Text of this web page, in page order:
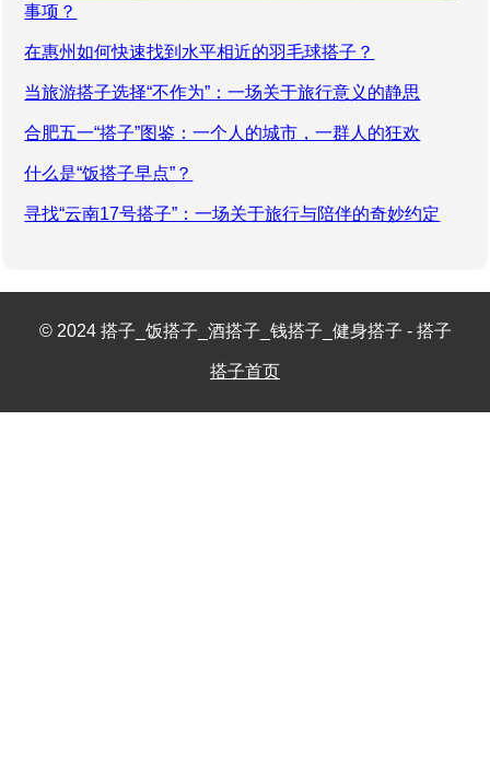
事项？
在惠州如何快速找到水平相近的羽毛球搭子？
当旅游搭子选择“不作为”：一场关于旅行意义的静思
合肥五一“搭子”图鉴：一个人的城市，一群人的狂欢
什么是“饭搭子早点”？
寻找“云南17号搭子”：一场关于旅行与陪伴的奇妙约定
© 2024 搭子_饭搭子_酒搭子_钱搭子_健身搭子 - 搭子
搭子首页